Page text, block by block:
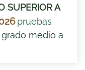
SUPERIOR A
pruebas
medio a